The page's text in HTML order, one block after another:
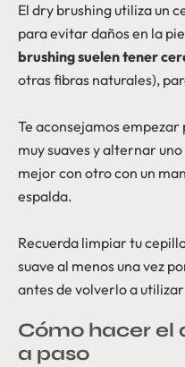
El dry brushing utiliza un
para evitar daños en la
brushing suelen tener
otras fibras naturales),
Te aconsejamos
muy suaves y alternar
mejor con otro con un
espalda.
Recuerda limpiar tu
suave al menos una vez
antes de volverlo a utilizar
Cómo hacer el
a paso